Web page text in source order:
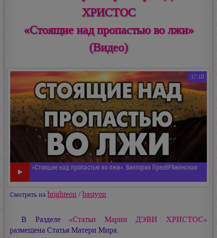
ХРИСТОС
«Стоящие над пропастью во лжи»
(Видео)
17:10
«Стоящие над пропастью во лжи». Виктория ПреобРАженская
Смотреть на brighteon/bastyon
В Разделе «Статьи Марии ДЭВИ ХРИСТОС»
размещена Статья Матери Мира.